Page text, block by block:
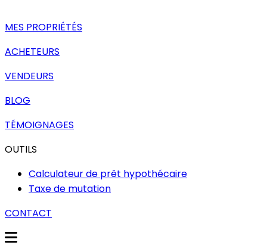
MES PROPRIÉTÉS
ACHETEURS
VENDEURS
BLOG
TÉMOIGNAGES
OUTILS
Calculateur de prêt hypothécaire
Taxe de mutation
CONTACT